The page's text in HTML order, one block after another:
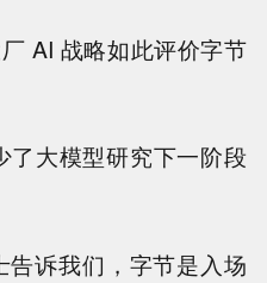
AI 战略如此评价字节
了大模型研究下一阶段
告诉我们，字节是入场